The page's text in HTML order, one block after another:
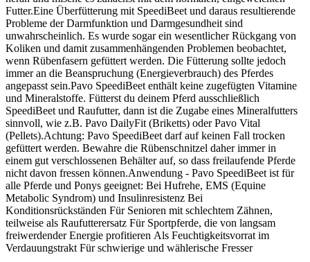
Futter.Eine Überfütterung mit SpeediBeet und daraus resultierende
Probleme der Darmfunktion und Darmgesundheit sind
unwahrscheinlich. Es wurde sogar ein wesentlicher Rückgang von
Koliken und damit zusammenhängenden Problemen beobachtet,
wenn Rübenfasern gefüttert werden. Die Fütterung sollte jedoch
immer an die Beanspruchung (Energieverbrauch) des Pferdes
angepasst sein.Pavo SpeediBeet enthält keine zugefügten Vitamine
und Mineralstoffe. Fütterst du deinem Pferd ausschließlich
SpeediBeet und Raufutter, dann ist die Zugabe eines Mineralfutters
sinnvoll, wie z.B. Pavo DailyFit (Briketts) oder Pavo Vital
(Pellets).Achtung: Pavo SpeediBeet darf auf keinen Fall trocken
gefüttert werden. Bewahre die Rübenschnitzel daher immer in
einem gut verschlossenen Behälter auf, so dass freilaufende Pferde
nicht davon fressen können.Anwendung - Pavo SpeediBeet ist für
alle Pferde und Ponys geeignet: Bei Hufrehe, EMS (Equine
Metabolic Syndrom) und Insulinresistenz Bei
Konditionsrückständen Für Senioren mit schlechtem Zähnen,
teilweise als Raufutterersatz Für Sportpferde, die von langsam
freiwerdender Energie profitieren Als Feuchtigkeitsvorrat im
Verdauungstrakt Für schwierige und wählerische Fresser